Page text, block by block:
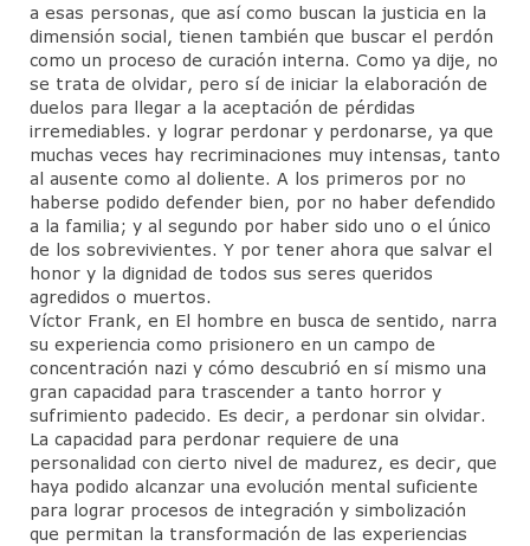
a esas personas, que así como buscan la justicia en la
dimensión social, tienen también que buscar el perdón
como un proceso de curación interna. Como ya dije, no
se trata de olvidar, pero sí de iniciar la elaboración de
duelos para llegar a la aceptación de pérdidas
irremediables. y lograr perdonar y perdonarse, ya que
muchas veces hay recriminaciones muy intensas, tanto
al ausente como al doliente. A los primeros por no
haberse podido defender bien, por no haber defendido
a la familia; y al segundo por haber sido uno o el único
de los sobrevivientes. Y por tener ahora que salvar el
honor y la dignidad de todos sus seres queridos
agredidos o muertos.
Víctor Frank, en El hombre en busca de sentido, narra
su experiencia como prisionero en un campo de
concentración nazi y cómo descubrió en sí mismo una
gran capacidad para trascender a tanto horror y
sufrimiento padecido. Es decir, a perdonar sin olvidar.
La capacidad para perdonar requiere de una
personalidad con cierto nivel de madurez, es decir, que
haya podido alcanzar una evolución mental suficiente
para lograr procesos de integración y simbolización
que permitan la transformación de las experiencias